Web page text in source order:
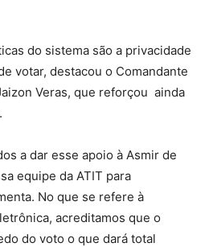
do sistema são a privacidade
votar, destacou o Comandante
Veras, que reforçou ainda
a dar esse apoio à Asmir de
equipe da ATIT para
No que se refere à
acreditamos que o
do voto o que dará total